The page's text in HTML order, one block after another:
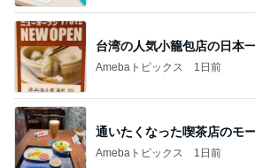
台湾の人気小籠包店の日本
Amebaトピックス 1日前
通いたくなった喫茶店のモ
Amebaトピックス 1日前